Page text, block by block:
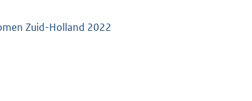
Zuid-Holland 2022